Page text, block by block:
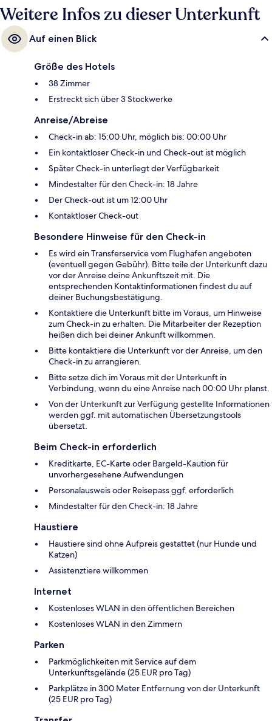
Straßenbahnhaltestelle Archivo de Indias 11 Minuten.
Weitere Infos zu dieser Unterkunft
Auf einen Blick
Größe des Hotels
38 Zimmer
Erstreckt sich über 3 Stockwerke
Anreise/Abreise
Check-in ab: 15:00 Uhr, möglich bis: 00:00 Uhr
Ein kontaktloser Check-in und Check-out ist möglich
Später Check-in unterliegt der Verfügbarkeit
Mindestalter für den Check-in: 18 Jahre
Der Check-out ist um 12:00 Uhr
Kontaktloser Check-out
Besondere Hinweise für den Check-in
Es wird ein Transferservice vom Flughafen angeboten
(eventuell gegen Gebühr). Bitte teile der Unterkunft dazu
vor der Anreise deine Ankunftszeit mit. Die
entsprechenden Kontaktinformationen findest du auf
deiner Buchungsbestätigung.
Kontaktiere die Unterkunft bitte im Voraus, um Hinweise
zum Check-in zu erhalten. Die Mitarbeiter der Rezeption
heißen dich bei deiner Ankunft willkommen.
Bitte kontaktiere die Unterkunft vor der Anreise, um den
Check-in zu arrangieren.
Bitte setze dich im Voraus mit der Unterkunft in
Verbindung, wenn du eine Anreise nach 00:00 Uhr planst.
Von der Unterkunft zur Verfügung gestellte Informationen
werden ggf. mit automatischen Übersetzungstools
übersetzt.
Beim Check-in erforderlich
Kreditkarte, EC-Karte oder Bargeld-Kaution für
unvorhergesehene Aufwendungen
Personalausweis oder Reisepass ggf. erforderlich
Mindestalter für den Check-in: 18 Jahre
Haustiere
Haustiere sind ohne Aufpreis gestattet (nur Hunde und
Katzen)
Assistenztiere willkommen
Internet
Kostenloses WLAN in den öffentlichen Bereichen
Kostenloses WLAN in den Zimmern
Parken
Parkmöglichkeiten mit Service auf dem
Unterkunftsgelände (25 EUR pro Tag)
Parkplätze in 300 Meter Entfernung von der Unterkunft
(25 EUR pro Tag)